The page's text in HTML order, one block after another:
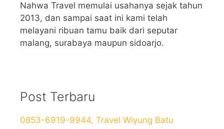
Nahwa Travel memulai usahanya sejak tahun
2013, dan sampai saat ini kami telah
melayani ribuan tamu baik dari seputar
malang, surabaya maupun sidoarjo.
Post Terbaru
0853-6919-9944, Travel Wiyung Batu